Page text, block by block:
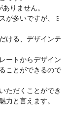
りません。
が多いですが、ミ
ける、デザインテ
ートからデザイン
ことができるので
ただくことができ
力と言えます。